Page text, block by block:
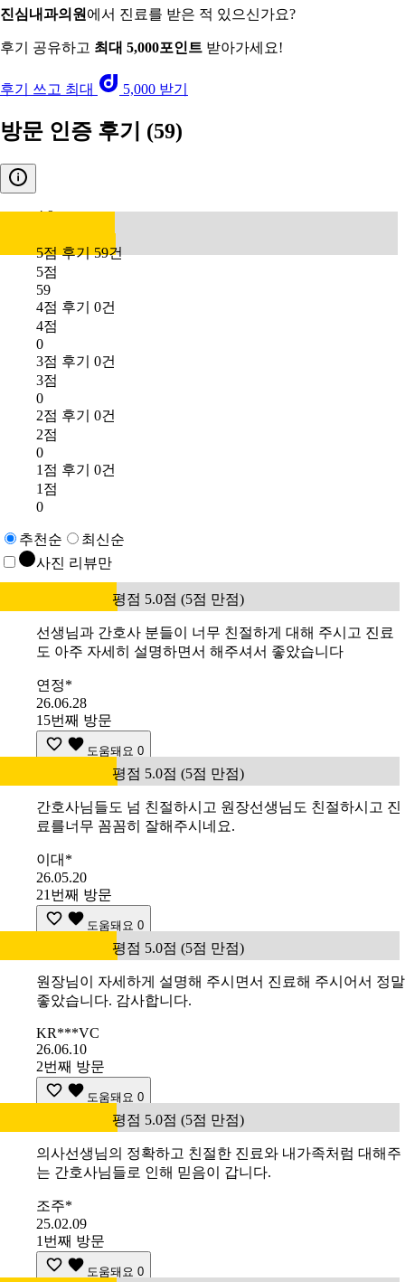
진심내과의원 에서 진료를 받은 적 있으신가요?
후기 공유하고 최대 5,000포인트 받아가세요!
후기 쓰고 최대 5,000 받기
방문 인증 후기 (59)
4.9
5점 후기 59건
5점
59
4점 후기 0건
4점
0
3점 후기 0건
3점
0
2점 후기 0건
2점
0
1점 후기 0건
1점
0
추천순
최신순
사진 리뷰만
평점 5.0점 (5점 만점)
선생님과 간호사 분들이 너무 친절하게 대해 주시고 진료
도 아주 자세히 설명하면서 해주셔서 좋았습니다
연정*
26.06.28
15번째 방문
도움돼요 0
평점 5.0점 (5점 만점)
간호사님들도 넘 친절하시고 원장선생님도 친절하시고 진
료를너무 꼼꼼히 잘해주시네요.
이대*
26.05.20
21번째 방문
도움돼요 0
평점 5.0점 (5점 만점)
원장님이 자세하게 설명해 주시면서 진료해 주시어서 정말
좋았습니다. 감사합니다.
KR***VC
26.06.10
2번째 방문
도움돼요 0
평점 5.0점 (5점 만점)
의사선생님의 정확하고 친절한 진료와 내가족처럼 대해주
는 간호사님들로 인해 믿음이 갑니다.
조주*
25.02.09
1번째 방문
도움돼요 0